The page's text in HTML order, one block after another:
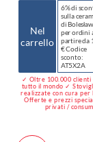
Nel
carrello
6% di
sulla
di
per ordini
partire da
€ Codice
sconto:
AT5X2A
✓ Oltre 100.000 clienti
tutto il mondo ✓
realizzate con cura per
Offerte e prezzi
privati /